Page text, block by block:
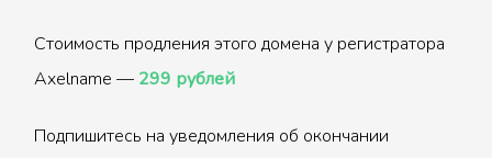
Стоимость продления этого домена у регистратора
Axelname — 299 рублей
Подпишитесь на уведомления об окончании